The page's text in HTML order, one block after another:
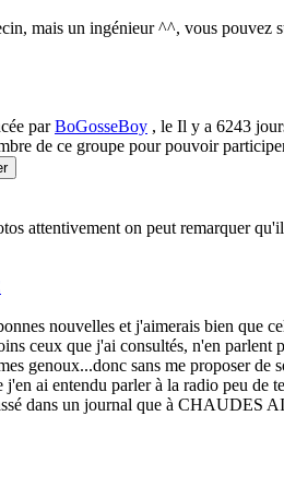
mais un ingénieur ^^, vous pouvez
parBoGosseBoy , le Il y a 6243
de ce groupe pour pouvoir
attentivement on peut remarquer
nouvelles et j'aimerais bien que
ceux que j'ai consultés, n'en parlent
genoux...donc sans me proposer de
j'en ai entendu parler à la radio peu
dans un journal que à CHAUDES